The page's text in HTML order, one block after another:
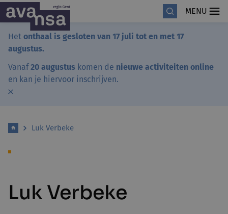
MENU
Het onthaal is gesloten van 17 juli tot en met 17
augustus.
Vanaf20 augustus komen de nieuwe activiteiten online
en kan je hiervoor inschrijven.
Luk Verbeke
Luk Verbeke